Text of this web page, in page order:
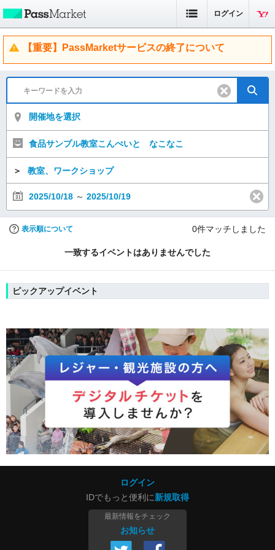
ログイン
【重要】PassMarketサービスの終了について
開催地を選択
食品サンプル教室こんぺいと なこなこ
＞ 教室、ワークショップ
2025/10/18 ～ 2025/10/19
表示順について 0件マッチしました
一致するイベントはありませんでした
ピックアップイベント
ログイン
IDでもっと便利に新規取得
最新情報をチェック
お知らせ